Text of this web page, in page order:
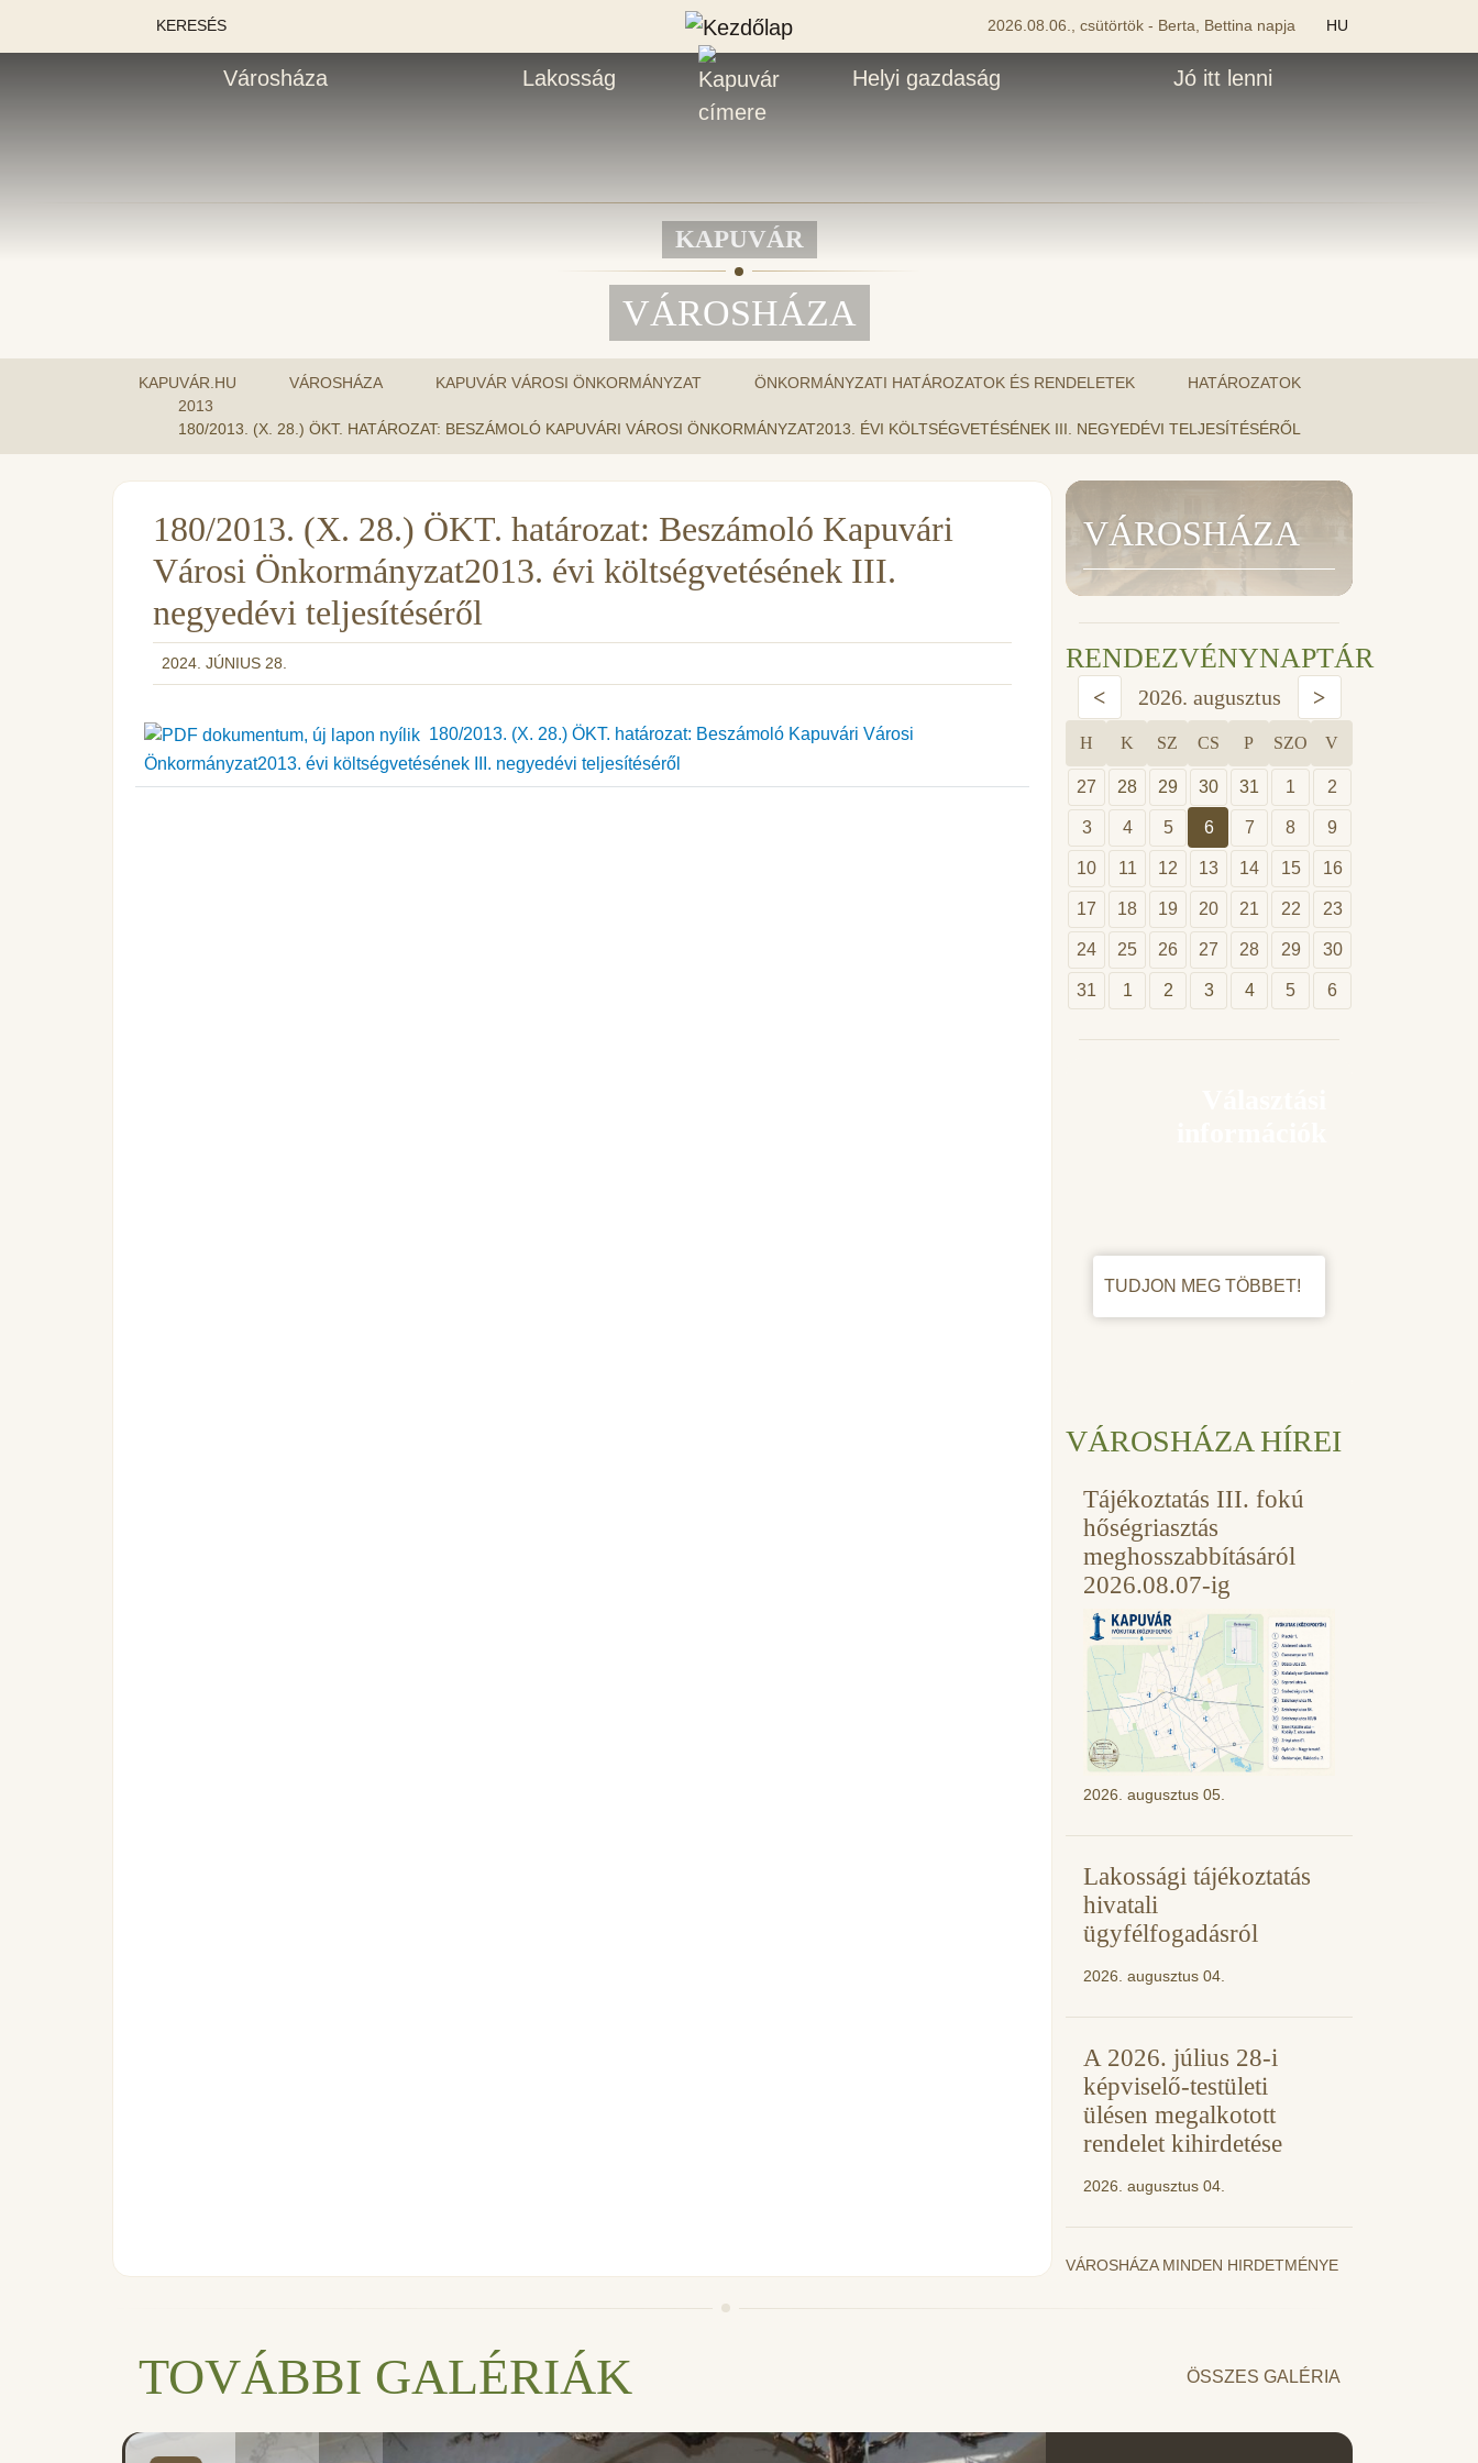
KERESÉS 2026.08.06., csütörtök - Berta, Bettina napja HU
Városháza Lakosság Helyi gazdaság Jó itt lenni
KAPUVÁR
VÁROSHÁZA
KAPUVÁR.HU VÁROSHÁZA KAPUVÁR VÁROSI ÖNKORMÁNYZAT ÖNKORMÁNYZATI HATÁROZATOK ÉS RENDELETEK
HATÁROZATOK
2013
180/2013. (X. 28.) ÖKT. HATÁROZAT: BESZÁMOLÓ KAPUVÁRI VÁROSI ÖNKORMÁNYZAT2013. ÉVI KÖLTSÉGVETÉSÉNEK III. NEGYEDÉVI TELJESÍTÉSÉRŐL
180/2013. (X. 28.) ÖKT. határozat: Beszámoló Kapuvári
Városi Önkormányzat2013. évi költségvetésének III.
negyedévi teljesítéséről
2024. JÚNIUS 28.
180/2013. (X. 28.) ÖKT. határozat: Beszámoló Kapuvári Városi
Önkormányzat2013. évi költségvetésének III. negyedévi teljesítéséről
VÁROSHÁZA
RENDEZVÉNYNAPTÁR
< 2026. augusztus >
H K SZ CS P SZO V
27 28 29 30 31 1 2
3 4 5 6 7 8 9
10 11 12 13 14 15 16
17 18 19 20 21 22 23
24 25 26 27 28 29 30
31 1 2 3 4 5 6
TUDJON MEG TÖBBET!
VÁROSHÁZA HÍREI
Tájékoztatás III. fokú
hőségriasztás
meghosszabbításáról
2026.08.07-ig
2026. augusztus 05.
Lakossági tájékoztatás
hivatali
ügyfélfogadásról
2026. augusztus 04.
A 2026. július 28-i
képviselő-testületi
ülésen megalkotott
rendelet kihirdetése
2026. augusztus 04.
VÁROSHÁZA MINDEN HIRDETMÉNYE
TOVÁBBI GALÉRIÁK ÖSSZES GALÉRIA